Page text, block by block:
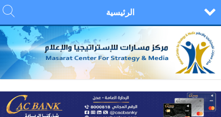
الرئيسية